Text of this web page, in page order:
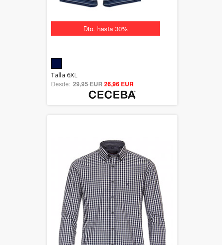
Dto. hasta 30%
out of 5
Talla 6XL
Desde: 29,95 EUR26,96 EUR